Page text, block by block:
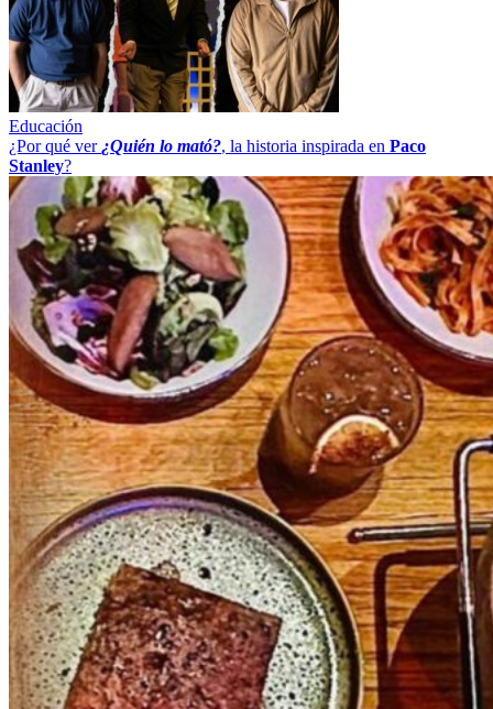
Educación
¿Por qué ver ¿Quién lo mató?, la historia inspirada en Paco
Stanley?